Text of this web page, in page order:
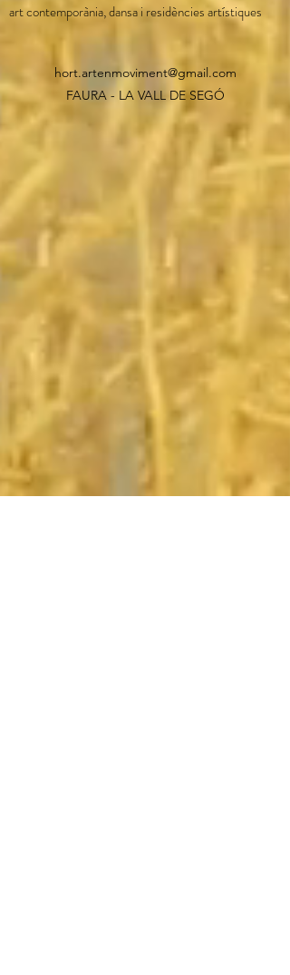
art contemporània, dansa i residències artístiques
hort.artenmoviment@gmail.com
FAURA - LA VALL DE SEGÓ